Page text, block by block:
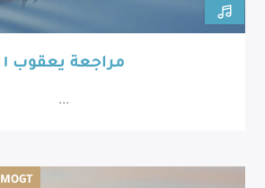
مراجعة يعقوب ١
...
رسالة النعمة والحق MOGT